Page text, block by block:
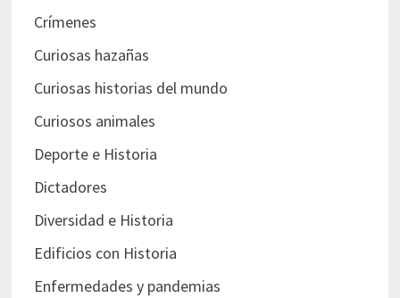
Crímenes
Curiosas hazañas
Curiosas historias del mundo
Curiosos animales
Deporte e Historia
Dictadores
Diversidad e Historia
Edificios con Historia
Enfermedades y pandemias